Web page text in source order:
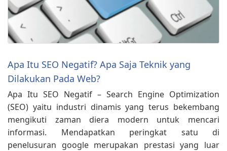
Apa Itu SEO Negatif? Apa Saja Teknik yang
Dilakukan Pada Web?
Apa Itu SEO Negatif – Search Engine Optimization
(SEO) yaitu industri dinamis yang terus bekembang
mengikuti zaman diera modern untuk mencari
informasi. Mendapatkan peringkat satu di
penelusuran google merupakan prestasi yang luar